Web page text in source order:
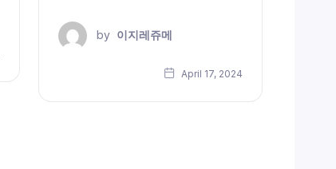
by 이지레쥬메
April 17, 2024